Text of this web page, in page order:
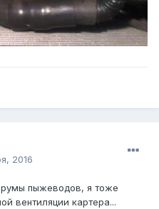
2016
пыжеводов, я тоже
вентиляции картера...